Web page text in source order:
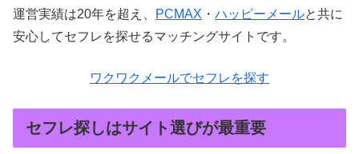
運営実績は20年を超え、 PCMAX ・ ハッピーメールと共に
安心してセフレを探せるマッチングサイトです。
ワクワクメールでセフレを探す
セフレ探しはサイト選びが最重要